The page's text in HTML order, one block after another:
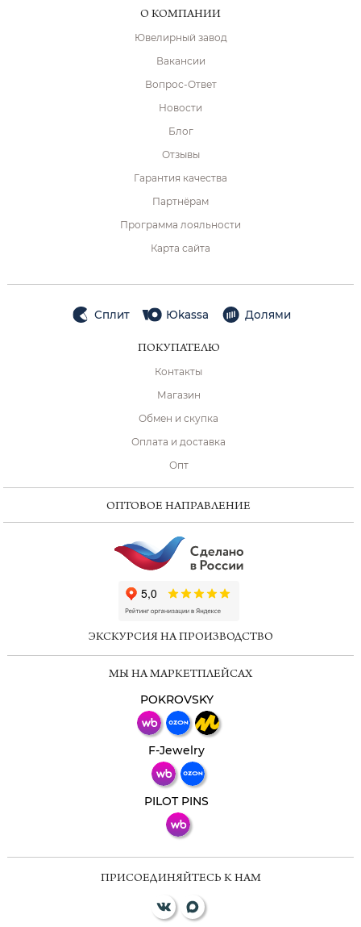
О КОМПАНИИ
Ювелирный завод
Вакансии
Вопрос-Ответ
Новости
Блог
Отзывы
Гарантия качества
Партнёрам
Программа лояльности
Карта сайта
Сплит Юkassa Долями
ПОКУПАТЕЛЮ
Контакты
Магазин
Обмен и скупка
Оплата и доставка
Опт
ОПТОВОЕ НАПРАВЛЕНИЕ
ЭКСКУРСИЯ НА ПРОИЗВОДСТВО
МЫ НА МАРКЕТПЛЕЙСАХ
POKROVSKY
F-Jewelry
PILOT PINS
ПРИСОЕДИНЯЙТЕСЬ К НАМ